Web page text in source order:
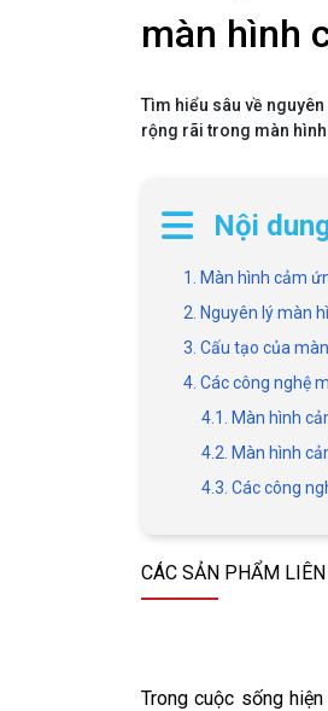
màn hình
Tìm hiểu sâu về
rộng rãi trong màn
Nội
1. Màn hình cảm
2. Nguyên lý màn
3. Cấu tạo của
4. Các công nghệ
4.1. Màn hình
4.2. Màn hình
4.3. Các công
CÁC SẢN PHẨM
Trong cuộc sống